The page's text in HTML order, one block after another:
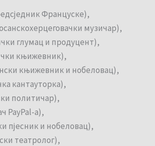
Француске),
музичар),
глумац и продуцент),
књижевник),
књижевник и нобеловац),
кантауторка),
политичар),
PayPal-a),
пјесник и нобеловац),
театролог),